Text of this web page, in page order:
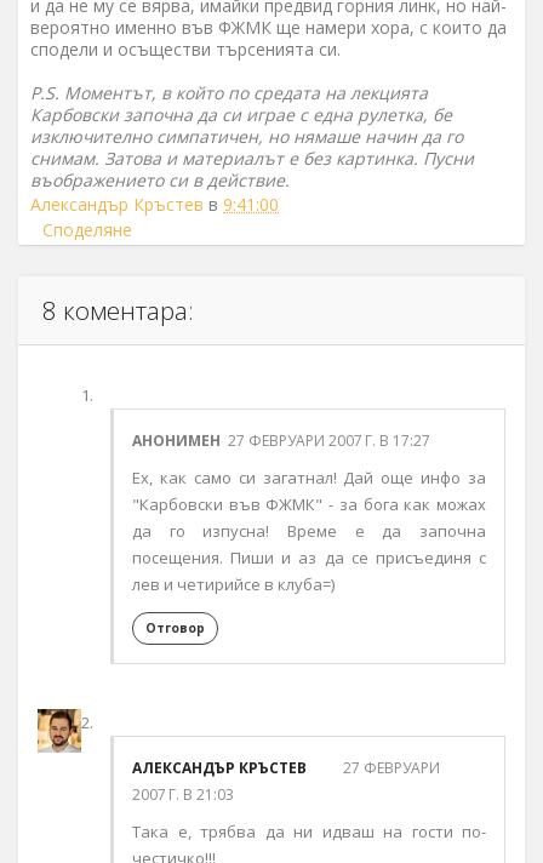
и да не му се вярва, имайки предвид горния линк, но най-
вероятно именно във ФЖМК ще намери хора, с които да
сподели и осъществи търсенията си.
P.S. Моментът, в който по средата на лекцията
Карбовски започна да си играе с една рулетка, бе
изключително симпатичен, но нямаше начин да го
снимам. Затова и материалът е без картинка. Пусни
въображението си в действие.
Александър Кръстев в 9:41:00
Споделяне
8 коментара:
АНОНИМЕН 27 ФЕВРУАРИ 2007 Г. В 17:27
Ех, как само си загатнал! Дай още инфо за
"Карбовски във ФЖМК" - за бога как можах
да го изпусна! Време е да започна
посещения. Пиши и аз да се присъединя с
лев и четирийсе в клуба=)
Отговор
АЛЕКСАНДЪР КРЪСТЕВ
27 ФЕВРУАРИ
2007 Г. В 21:03
Така е, трябва да ни идваш на гости по-
честичко!!!